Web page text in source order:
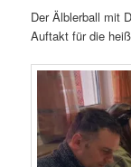
Der Älblerball mit
Auftakt für die